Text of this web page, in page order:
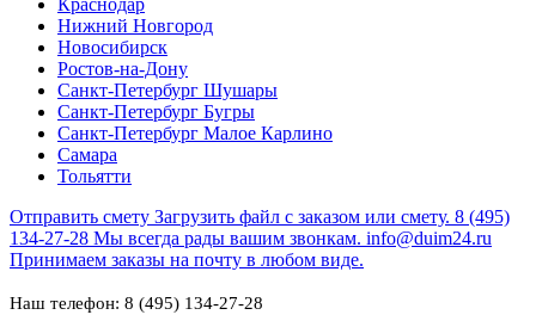
Нижний Новгород
Новосибирск
Ростов-на-Дону
Санкт-Петербург Шушары
Санкт-Петербург Бугры
Санкт-Петербург Малое Карлино
Самара
Тольятти
Отправить смету Загрузить файл с заказом или смету. 8 (495)
134-27-28 Мы всегда рады вашим звонкам. info@duim24.ru
Принимаем заказы на почту в любом виде.
Наш телефон: 8 (495) 134-27-28